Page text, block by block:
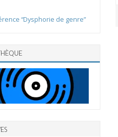
“Dysphorie de genre”